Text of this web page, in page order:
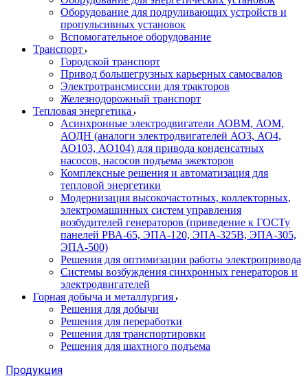
Оборудование для подруливающих устройств и
пропульсивных установок
Вспомогательное оборудование
Транспорт
Городской транспорт
Привод большегрузных карьерных самосвалов
Электротрансмиссии для тракторов
Железнодорожный транспорт
Тепловая энергетика
Асинхронные электродвигатели АОВМ, АОМ,
АОДН (аналоги электродвигателей АО3, АО4,
АО103, АО104) для привода конденсатных
насосов, насосов подъема эжекторов
Комплексные решения и автоматизация для
тепловой энергетики
Модернизация высокочастотных, коллекторных,
электромашинных систем управления
возбудителей генераторов (приведение к ГОСТу
панелей РВА-65, ЭПА-120, ЭПА-325В, ЭПА-305,
ЭПА-500)
Решения для оптимизации работы электропривода
Системы возбуждения синхронных генераторов и
электродвигателей
Горная добыча и металлургия
Решения для добычи
Решения для переработки
Решения для транспортировки
Решения для шахтного подъема
Продукция